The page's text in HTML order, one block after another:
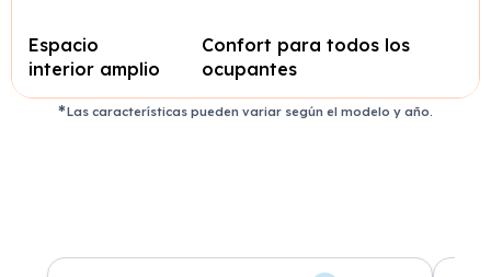
Espacio
interior amplio
Confort para todos los
ocupantes
Las características pueden variar según el modelo y año.